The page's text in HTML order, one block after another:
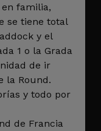
familia,
se tiene total
y el
1 o la Grada
de ir
la Round.
y todo por
de Francia